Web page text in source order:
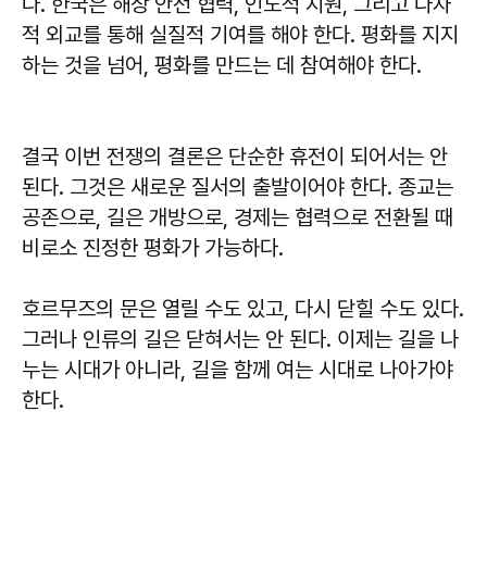
적 외교를 통해 실질적 기여를 해야 한다. 평화를 지지
하는 것을 넘어, 평화를 만드는 데 참여해야 한다.
결국 이번 전쟁의 결론은 단순한 휴전이 되어서는 안
된다. 그것은 새로운 질서의 출발이어야 한다. 종교는
공존으로, 길은 개방으로, 경제는 협력으로 전환될 때
비로소 진정한 평화가 가능하다.
호르무즈의 문은 열릴 수도 있고, 다시 닫힐 수도 있다.
그러나 인류의 길은 닫혀서는 안 된다. 이제는 길을 나
누는 시대가 아니라, 길을 함께 여는 시대로 나아가야
한다.